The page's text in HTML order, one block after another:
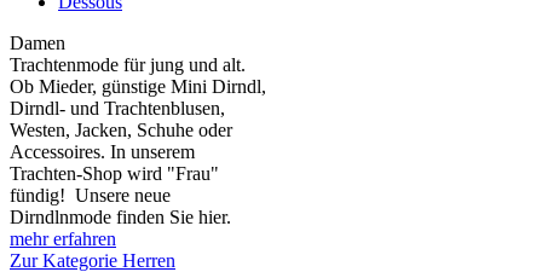
Damen
Trachtenmode für jung und alt.
Ob Mieder, günstige Mini Dirndl,
Dirndl- und Trachtenblusen,
Westen, Jacken, Schuhe oder
Accessoires. In unserem
Trachten-Shop wird "Frau"
fündig! Unsere neue
Dirndlnmode finden Sie hier.
mehr erfahren
Zur Kategorie Herren